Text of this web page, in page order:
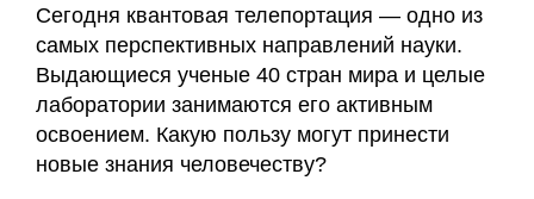
Сегодня квантовая телепортация — одно из
самых перспективных направлений науки.
Выдающиеся ученые 40 стран мира и целые
лаборатории занимаются его активным
освоением. Какую пользу могут принести
новые знания человечеству?